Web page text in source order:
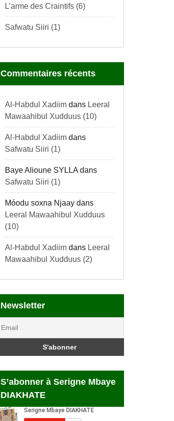
L’arme des Craintifs (6)
Safwatu Siiri (1)
Commentaires récents
Al-Habdul Xadiim dans Leeral
Mawaahibul Xudduus (10)
Al-Habdul Xadiim dans
Safwatu Siiri (1)
Baye Alioune SYLLAdans
Safwatu Siiri (1)
Móodu soxna Njaay dans
Leeral Mawaahibul Xudduus
(10)
Al-Habdul Xadiim dans Leeral
Mawaahibul Xudduus (2)
Newsletter
S’abonner à Serigne Mbaye
DIAKHATE